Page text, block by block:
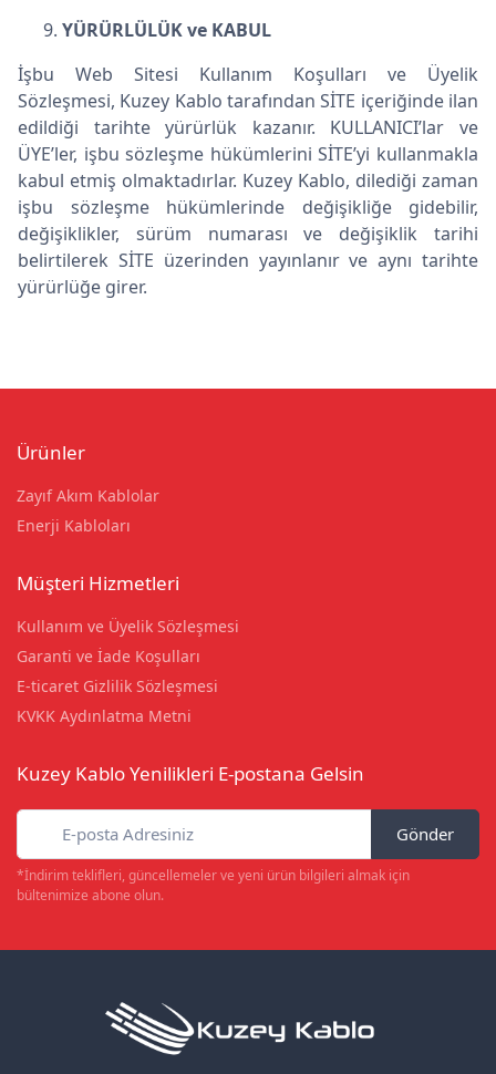
YÜRÜRLÜLÜK ve KABUL
İşbu Web Sitesi Kullanım Koşulları ve Üyelik
Sözleşmesi, Kuzey Kablo tarafından SİTE içeriğinde ilan
edildiği tarihte yürürlük kazanır. KULLANICI’lar ve
ÜYE’ler, işbu sözleşme hükümlerini SİTE’yi kullanmakla
kabul etmiş olmaktadırlar. Kuzey Kablo, dilediği zaman
işbu sözleşme hükümlerinde değişikliğe gidebilir,
değişiklikler, sürüm numarası ve değişiklik tarihi
belirtilerek SİTE üzerinden yayınlanır ve aynı tarihte
yürürlüğe girer.
Ürünler
Zayıf Akım Kablolar
Enerji Kabloları
Müşteri Hizmetleri
Kullanım ve Üyelik Sözleşmesi
Garanti ve İade Koşulları
E-ticaret Gizlilik Sözleşmesi
KVKK Aydınlatma Metni
Kuzey Kablo Yenilikleri E-postana Gelsin
Gönder
*İndirim teklifleri, güncellemeler ve yeni ürün bilgileri almak için
bültenimize abone olun.